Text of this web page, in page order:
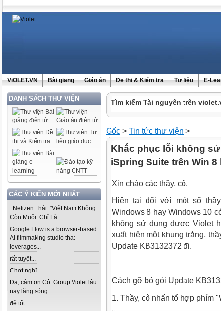
ViOLET.VN Bài giảng Giáo án Đề thi & Kiểm tra Tư liệu E-
DANH SÁCH THƯ VIỆN
CÁC Ý KIẾN MỚI NHẤT
Netizen Thái: "Việt Nam Không
Còn Muốn Chỉ Là...
Google Flow is a browser-based
AI filmmaking studio that
leverages...
rất tuyệt...
Chợt nghĩ......
Dạ, cảm ơn Cô. Group Violet lâu
nay lặng sóng...
đề tốt...
Tìm kiếm Tài nguyên trên
Gốc > Tin tức thư viện >
Khắc phục lỗi không
iSpring Suite trên Win 8
Xin chào các thầy, cô.
Hiện tại đối với một số
Windows 8 hay Windows 10
không sử dụng được Violet
xuất hiện một khung trắng,
Update KB3132372 đi.
Cách gỡ bỏ gói Update
1. Thầy, cô nhấn tổ hợp phím